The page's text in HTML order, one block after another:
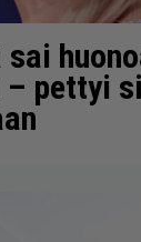
pettyi